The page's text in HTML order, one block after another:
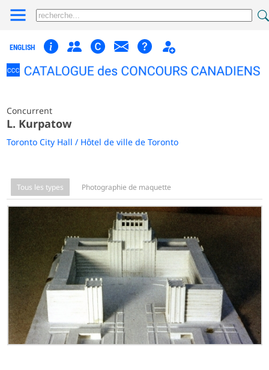
ENGLISH
Concurrent
L. Kurpatow
Toronto City Hall / Hôtel de ville de Toronto
Tous les types Photographie de maquette